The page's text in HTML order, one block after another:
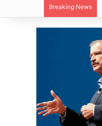
Breaking News